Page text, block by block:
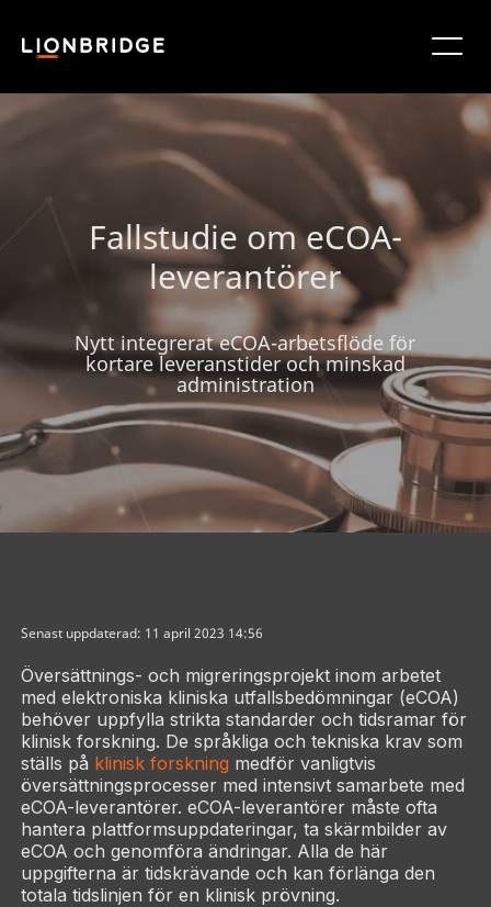
Fallstudie om eCOA-
leverantörer
Nytt integrerat eCOA-arbetsflöde för
kortare leveranstider och minskad
administration
Senast uppdaterad: 11 april 2023 14:56
Översättnings- och migreringsprojekt inom arbetet
med elektroniska kliniska utfallsbedömningar (eCOA)
behöver uppfylla strikta standarder och tidsramar för
klinisk forskning. De språkliga och tekniska krav som
ställs på klinisk forskning medför vanligtvis
översättningsprocesser med intensivt samarbete med
eCOA-leverantörer. eCOA-leverantörer måste ofta
hantera plattformsuppdateringar, ta skärmbilder av
eCOA och genomföra ändringar. Alla de här
uppgifterna är tidskrävande och kan förlänga den
totala tidslinjen för en klinisk prövning.